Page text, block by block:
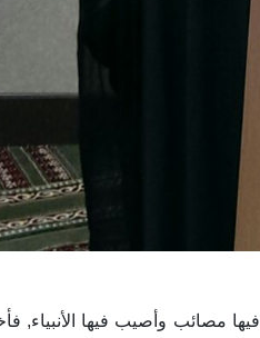
مصائب وأصيب فيها الأنبياء,